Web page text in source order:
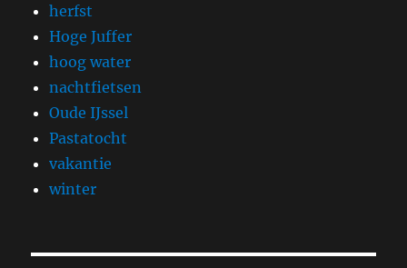
herfst
Hoge Juffer
hoog water
nachtfietsen
Oude IJssel
Pastatocht
vakantie
winter